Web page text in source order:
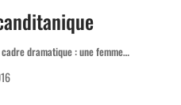
dramatique : une femme…